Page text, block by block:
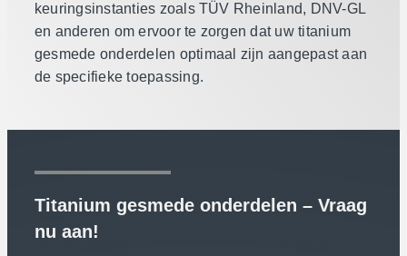
keuringsinstanties zoals TÜV Rheinland, DNV-GL
en anderen om ervoor te zorgen dat uw titanium
gesmede onderdelen optimaal zijn aangepast aan
de specifieke toepassing.
Titanium gesmede onderdelen – Vraag
nu aan!